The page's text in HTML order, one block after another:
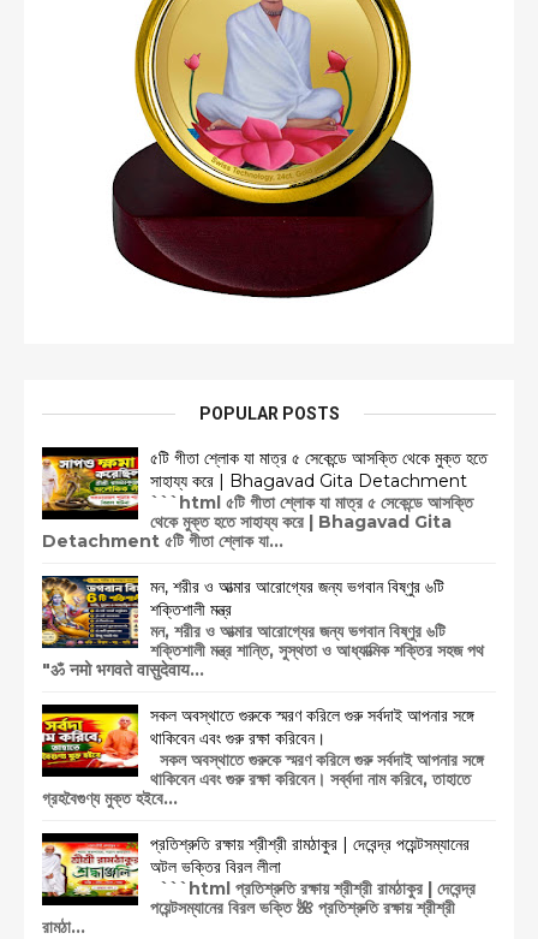
POPULAR POSTS
৫টি গীতা শ্লোক যা মাত্র ৫ সেকেন্ডে আসক্তি থেকে মুক্ত হতে
সাহায্য করে | Bhagavad Gita Detachment
```html ৫টি গীতা শ্লোক যা মাত্র ৫ সেকেন্ডে আসক্তি
থেকে মুক্ত হতে সাহায্য করে | Bhagavad Gita
Detachment ৫টি গীতা শ্লোক যা...
মন, শরীর ও আত্মার আরোগ্যের জন্য ভগবান বিষ্ণুর ৬টি
শক্তিশালী মন্ত্র
মন, শরীর ও আত্মার আরোগ্যের জন্য ভগবান বিষ্ণুর ৬টি
শক্তিশালী মন্ত্র শান্তি, সুস্থতা ও আধ্যাত্মিক শক্তির সহজ পথ
"ॐ नमो भगवते वासुदेवाय...
সকল অবস্থাতে গুরুকে স্মরণ করিলে গুরু সর্বদাই আপনার সঙ্গে
থাকিবেন এবং গুরু রক্ষা করিবেন।
সকল অবস্থাতে গুরুকে স্মরণ করিলে গুরু সর্বদাই আপনার সঙ্গে
থাকিবেন এবং গুরু রক্ষা করিবেন। সর্ব্বদা নাম করিবে, তাহাতে
গ্রহবৈগুণ্য মুক্ত হইবে...
প্রতিশ্রুতি রক্ষায় শ্রীশ্রী রামঠাকুর | দেবেন্দ্র পয়েন্টসম্যানের
অটল ভক্তির বিরল লীলা
```html প্রতিশ্রুতি রক্ষায় শ্রীশ্রী রামঠাকুর | দেবেন্দ্র
পয়েন্টসম্যানের বিরল ভক্তি 🌺 প্রতিশ্রুতি রক্ষায় শ্রীশ্রী
রামঠা...